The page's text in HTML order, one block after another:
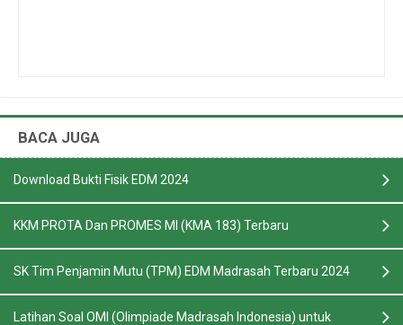
BACA JUGA
Download Bukti Fisik EDM 2024
KKM PROTA Dan PROMES MI (KMA 183) Terbaru
SK Tim Penjamin Mutu (TPM) EDM Madrasah Terbaru 2024
Latihan Soal OMI (Olimpiade Madrasah Indonesia) untuk